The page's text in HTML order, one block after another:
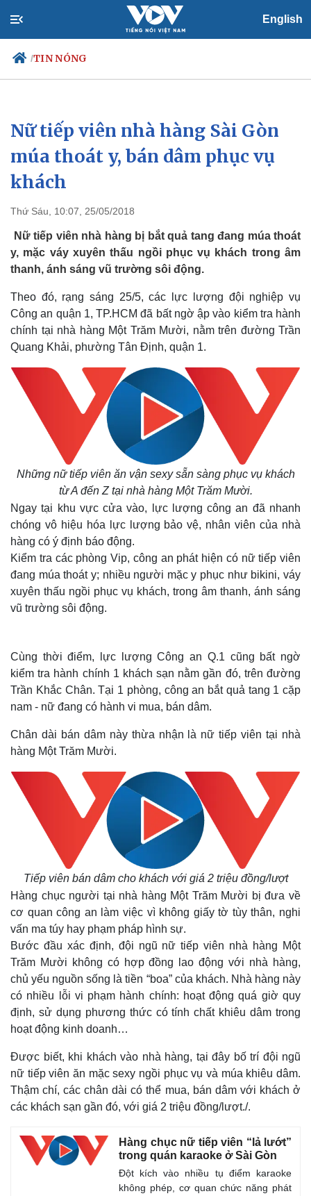
English
/TIN NÓNG
Chính trị
Đảng
Tổ chức nhân sự
Quốc hội
Xã hội
Tin 24h
Dự báo thời tiết
Thế giới
Quan sát
Cuộc sống đó đây
Hồ sơ
Multimedia
Video
Ảnh
E-Magazine
Infographic
Nữ tiếp viên nhà hàng Sài Gòn
múa thoát y, bán dâm phục vụ
khách
Thứ Sáu, 10:07, 25/05/2018
Nữ tiếp viên nhà hàng bị bắt quả tang đang múa thoát
y, mặc váy xuyên thấu ngồi phục vụ khách trong âm
thanh, ánh sáng vũ trường sôi động.
Theo đó, rạng sáng 25/5, các lực lượng đội nghiệp vụ
Công an quận 1, TP.HCM đã bất ngờ ập vào kiểm tra hành
chính tại nhà hàng Một Trăm Mười, nằm trên đường Trần
Quang Khải, phường Tân Định, quận 1.
Những nữ tiếp viên ăn vận sexy sẵn sàng phục vụ khách
từ A đến Z tại nhà hàng Một Trăm Mười.
Ngay tại khu vực cửa vào, lực lượng công an đã nhanh
chóng vô hiệu hóa lực lượng bảo vệ, nhân viên của nhà
hàng có ý định báo động.
Kiểm tra các phòng Vip, công an phát hiện có nữ tiếp viên
đang múa thoát y; nhiều người mặc y phục như bikini, váy
xuyên thấu ngồi phục vụ khách, trong âm thanh, ánh sáng
vũ trường sôi động.
Cùng thời điểm, lực lượng Công an Q.1 cũng bất ngờ
kiểm tra hành chính 1 khách sạn nằm gần đó, trên đường
Trần Khắc Chân. Tại 1 phòng, công an bắt quả tang 1 cặp
nam - nữ đang có hành vi mua, bán dâm.
Chân dài bán dâm này thừa nhận là nữ tiếp viên tại nhà
hàng Một Trăm Mười.
Tiếp viên bán dâm cho khách với giá 2 triệu đồng/lượt
Hàng chục người tại nhà hàng Một Trăm Mười bị đưa về
cơ quan công an làm việc vì không giấy tờ tùy thân, nghi
vấn ma túy hay phạm pháp hình sự.
Bước đầu xác định, đội ngũ nữ tiếp viên nhà hàng Một
Trăm Mười không có hợp đồng lao động với nhà hàng,
chủ yếu nguồn sống là tiền “boa” của khách. Nhà hàng này
có nhiều lỗi vi phạm hành chính: hoạt động quá giờ quy
định, sử dụng phương thức có tính chất khiêu dâm trong
hoạt động kinh doanh…
Được biết, khi khách vào nhà hàng, tại đây bố trí đội ngũ
nữ tiếp viên ăn mặc sexy ngồi phục vụ và múa khiêu dâm.
Thậm chí, các chân dài có thể mua, bán dâm với khách ở
các khách sạn gần đó, với giá 2 triệu đồng/lượt./.
Hàng chục nữ tiếp viên “lả lướt”
trong quán karaoke ở Sài Gòn
Đột kích vào nhiều tụ điểm karaoke
không phép, cơ quan chức năng phát